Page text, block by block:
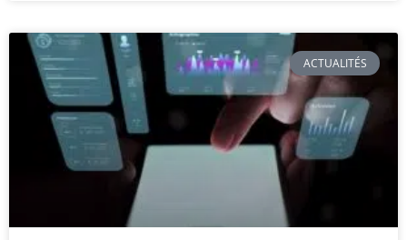
ACTUALITÉS